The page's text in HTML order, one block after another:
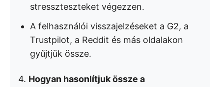
stresszteszteket végezzen.
A felhasználói visszajelzéseket a G2, a
Trustpilot, a Reddit és más oldalakon
gyűjtjük össze.
4. Hogyan hasonlítjuk össze a